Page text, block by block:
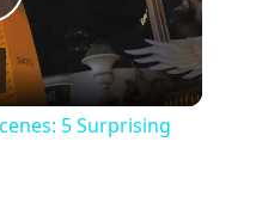
5 Surprising